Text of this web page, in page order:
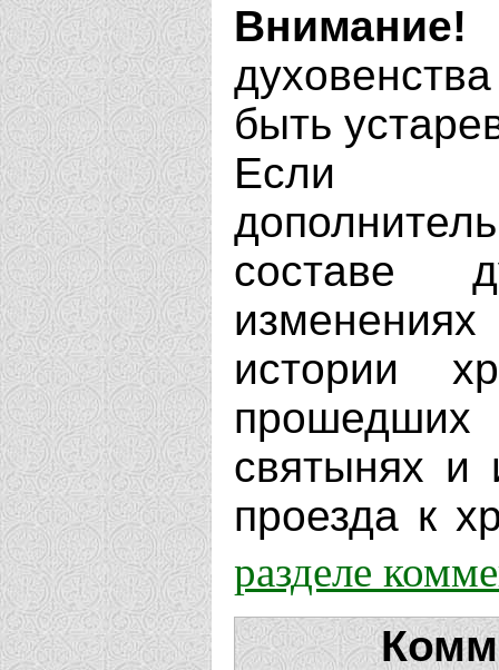
Внимание!
быть
Если
составе
истории
святынях и
проезда к
разделе